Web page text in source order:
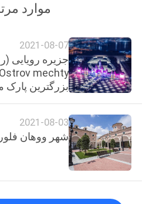
موارد
2021-08-07
بزرگترین
2021-08-03
شهر ووهان